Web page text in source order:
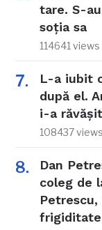
tare. S-
soția sa
114641 views
L-a iubit
după el.
i-a
108437 views
Dan
coleg de